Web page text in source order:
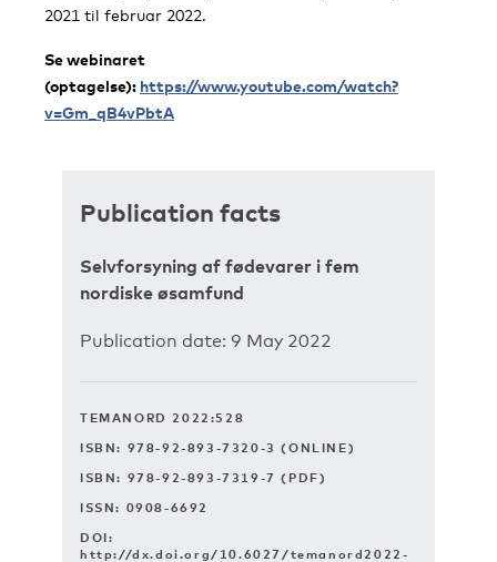
2021 til februar 2022.
Se webinaret
(optagelse): https://www.youtube.com/watch?
v=Gm_qB4vPbtA
Publication facts
Selvforsyning af fødevarer i fem
nordiske øsamfund
Publication date: 9 May 2022
TEMANORD 2022:528
ISBN: 978-92-893-7320-3 (ONLINE)
ISBN: 978-92-893-7319-7 (PDF)
ISSN: 0908-6692
DOI:
http://dx.doi.org/10.6027/temanord2022-